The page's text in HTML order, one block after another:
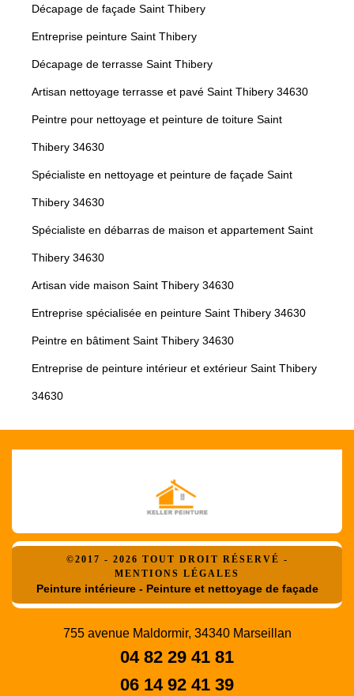
Décapage de façade Saint Thibery
Entreprise peinture Saint Thibery
Décapage de terrasse Saint Thibery
Artisan nettoyage terrasse et pavé Saint Thibery 34630
Peintre pour nettoyage et peinture de toiture Saint
Thibery 34630
Spécialiste en nettoyage et peinture de façade Saint
Thibery 34630
Spécialiste en débarras de maison et appartement Saint
Thibery 34630
Artisan vide maison Saint Thibery 34630
Entreprise spécialisée en peinture Saint Thibery 34630
Peintre en bâtiment Saint Thibery 34630
Entreprise de peinture intérieur et extérieur Saint Thibery
34630
©2017 - 2026 TOUT DROIT RÉSERVÉ -
MENTIONS LÉGALES
Peinture intérieure - Peinture et nettoyage de façade
755 avenue Maldormir, 34340 Marseillan
04 82 29 41 81
06 14 92 41 39